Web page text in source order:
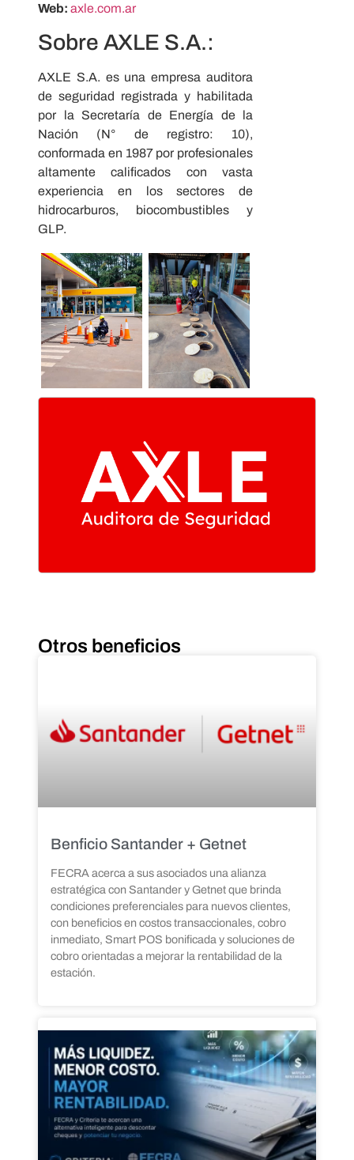
Web: axle.com.ar
Sobre AXLE S.A.:
AXLE S.A. es una empresa auditora
de seguridad registrada y habilitada
por la Secretaría de Energía de la
Nación (N° de registro: 10),
conformada en 1987 por profesionales
altamente calificados con vasta
experiencia en los sectores de
hidrocarburos, biocombustibles y
GLP.
Otros beneficios
Benficio Santander + Getnet
FECRA acerca a sus asociados una alianza
estratégica con Santander y Getnet que brinda
condiciones preferenciales para nuevos clientes,
con beneficios en costos transaccionales, cobro
inmediato, Smart POS bonificada y soluciones de
cobro orientadas a mejorar la rentabilidad de la
estación.